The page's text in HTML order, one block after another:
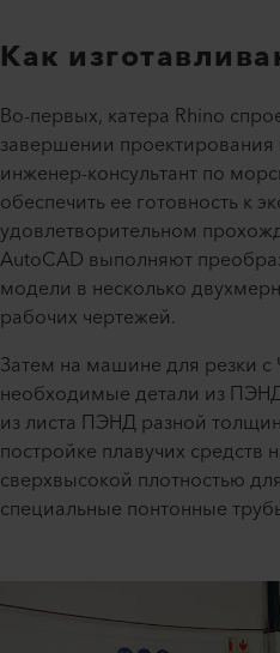
Как
Во-первых, катера Rhino
завершении
инженер-консультант по
обеспечить ее готовность к
удовлетворительном
AutoCAD выполняют
модели в несколько
рабочих чертежей.
Затем на машине для резки
необходимые детали из
из листа ПЭНД разной
постройке плавучих средств
сверхвысокой плотностью
специальные понтонные